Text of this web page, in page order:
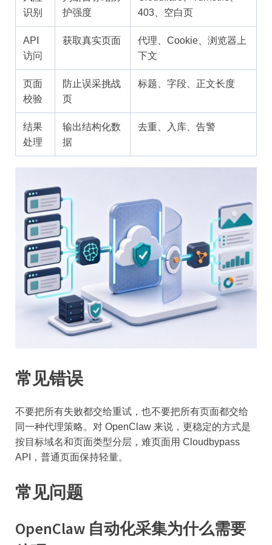
识别
护强度
403、空白页
API
访问
获取真实页面
代理、Cookie、浏览器上
下文
页面
校验
防止误采挑战
页
标题、字段、正文长度
结果
处理
输出结构化数
据
去重、入库、告警
常见错误
不要把所有失败都交给重试，也不要把所有页面都交给
同一种代理策略。对 OpenClaw 来说，更稳定的方式是
按目标域名和页面类型分层，难页面用 Cloudbypass
API，普通页面保持轻量。
常见问题
OpenClaw 自动化采集为什么需要